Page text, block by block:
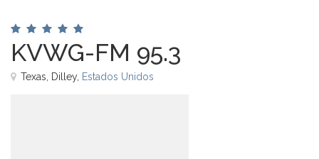
KVWG-FM 95.3
Texas, Dilley, Estados Unidos